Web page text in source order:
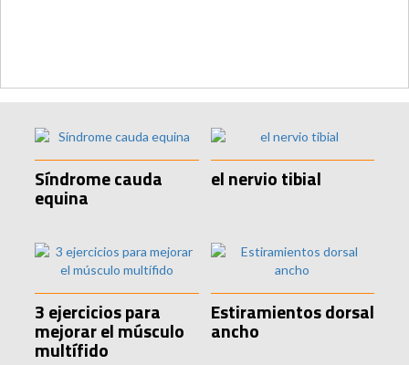
Síndrome cauda
equina
el nervio tibial
3 ejercicios para
mejorar el músculo
multífido
Estiramientos dorsal
ancho